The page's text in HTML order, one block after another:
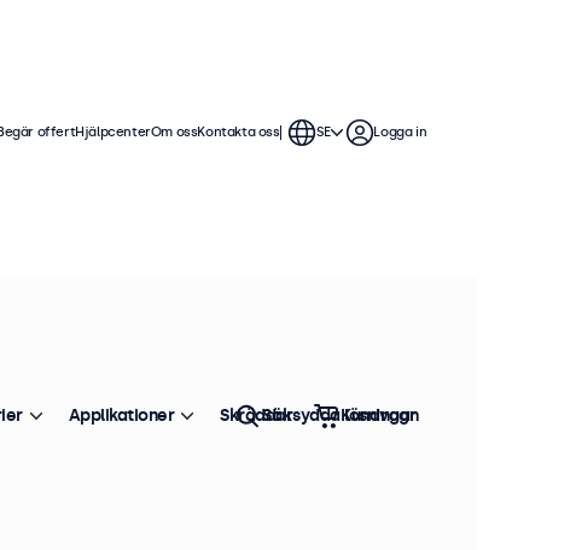
offertHjälpcenterOm ossKontakta oss SE Logga in
Applikationer Skräddarsydda lösningar
Sök Kundvagn